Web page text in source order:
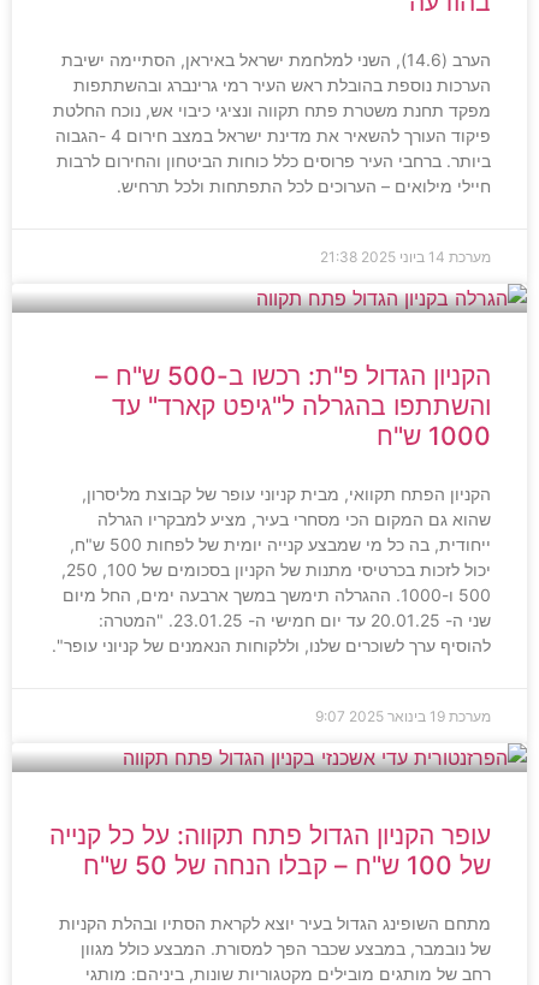
הערב (14.6), השני למלחמת ישראל באיראן, הסתיימה ישיבת
הערכות נוספת בהובלת ראש העיר רמי גרינברג ובהשתתפות
מפקד תחנת משטרת פתח תקווה ונציגי כיבוי אש, נוכח החלטת
פיקוד העורך להשאיר את מדינת ישראל במצב חירום 4 -הגבוה
ביותר. ברחבי העיר פרוסים כלל כוחות הביטחון והחירום לרבות
חיילי מילואים – הערוכים לכל התפתחות ולכל תרחיש.
מערכת 14 ביוני 2025 21:38
הקניון הגדול פ"ת: רכשו ב-500 ש"ח –
והשתתפו בהגרלה ל"גיפט קארד" עד
1000 ש"ח
הקניון הפתח תקוואי, מבית קניוני עופר של קבוצת מליסרון,
שהוא גם המקום הכי מסחרי בעיר, מציע למבקריו הגרלה
ייחודית, בה כל מי שמבצע קנייה יומית של לפחות 500 ש"ח,
יכול לזכות בכרטיסי מתנות של הקניון בסכומים של 100, 250,
500 ו-1000. ההגרלה תימשך במשך ארבעה ימים, החל מיום
שני ה- 20.01.25 עד יום חמישי ה- 23.01.25. "המטרה:
להוסיף ערך לשוכרים שלנו, וללקוחות הנאמנים של קניוני עופר".
מערכת 19 בינואר 2025 9:07
עופר הקניון הגדול פתח תקווה: על כל קנייה
של 100 ש"ח – קבלו הנחה של 50 ש"ח
מתחם השופינג הגדול בעיר יוצא לקראת הסתיו ובהלת הקניות
של נובמבר, במבצע שכבר הפך למסורת. המבצע כולל מגוון
רחב של מותגים מובילים מקטגוריות שונות, ביניהם: מותגי